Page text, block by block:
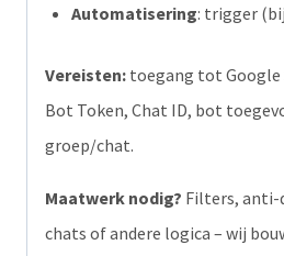
Automatisering: trigger
Vereisten: toegang tot Google
Bot Token, Chat ID, bot
groep/chat.
Maatwerk nodig? Filters, anti-
chats of andere logica – wij